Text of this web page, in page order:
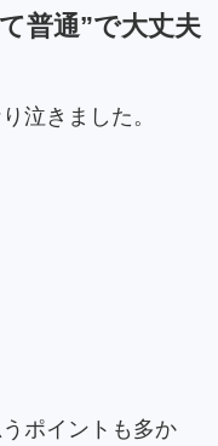
普通”で大丈夫
泣きました。
ポイントも多か